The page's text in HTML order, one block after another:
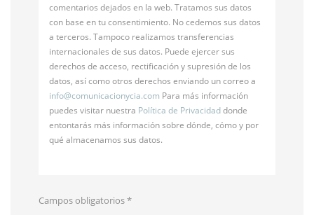
comentarios dejados en la web. Tratamos sus datos
con base en tu consentimiento. No cedemos sus datos
a terceros. Tampoco realizamos transferencias
internacionales de sus datos. Puede ejercer sus
derechos de acceso, rectificación y supresión de los
datos, así como otros derechos enviando un correo a
info@comunicacionycia.com Para más información
puedes visitar nuestra Política de Privacidaddonde
entontarás más información sobre dónde, cómo y por
qué almacenamos sus datos.
Campos obligatorios*